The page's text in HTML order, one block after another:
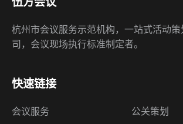
杭州市会议服务示范机构，一站式活动
司，会议现场执行标准制定者。
快速链接
会议服务
公关策划